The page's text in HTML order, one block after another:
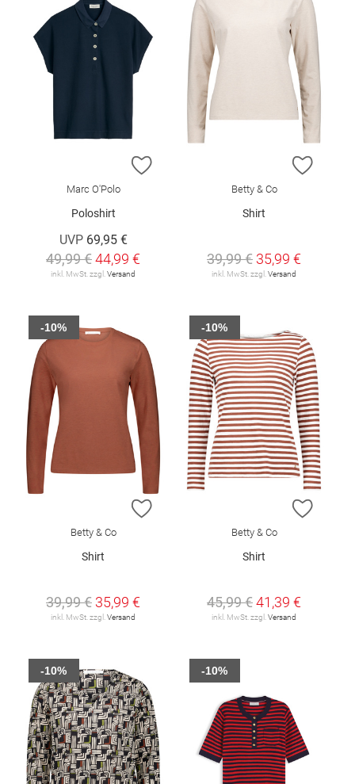
ZUR WUNSCHLISTE HINZUFÜGEN
Marc O'Polo
Poloshirt
UVP 69,95 €
49,99 €44,99 €
inkl. MwSt. zzgl.Versand
ZUR
Betty & Co
Shirt
39,99 € 35,99 €
inkl. MwSt. zzgl.Versand
ZUR WUNSCHLISTE HINZUFÜGEN
Betty & Co
Shirt
39,99 € 35,99 €
inkl. MwSt. zzgl.Versand
-10%
ZUR
Betty & Co
Shirt
45,99 €41,39 €
inkl. MwSt. zzgl.Versand
-10%
-10% -10%